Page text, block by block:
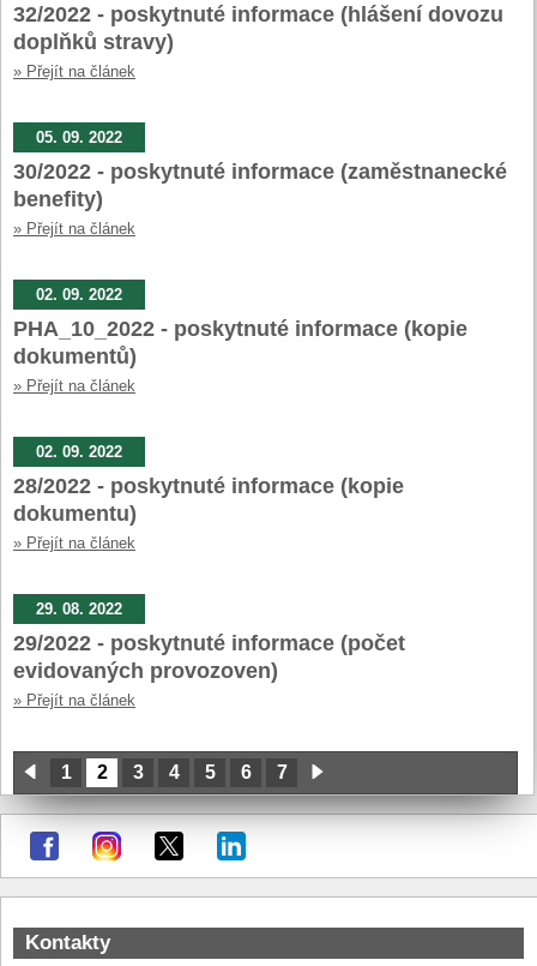
32/2022 - poskytnuté informace (hlášení dovozu
doplňků stravy)
» Přejít na článek
05. 09. 2022
30/2022 - poskytnuté informace (zaměstnanecké
benefity)
» Přejít na článek
02. 09. 2022
PHA_10_2022 - poskytnuté informace (kopie
dokumentů)
» Přejít na článek
02. 09. 2022
28/2022 - poskytnuté informace (kopie
dokumentu)
» Přejít na článek
29. 08. 2022
29/2022 - poskytnuté informace (počet
evidovaných provozoven)
» Přejít na článek
1 2 3 4 5 6 7
Kontakty